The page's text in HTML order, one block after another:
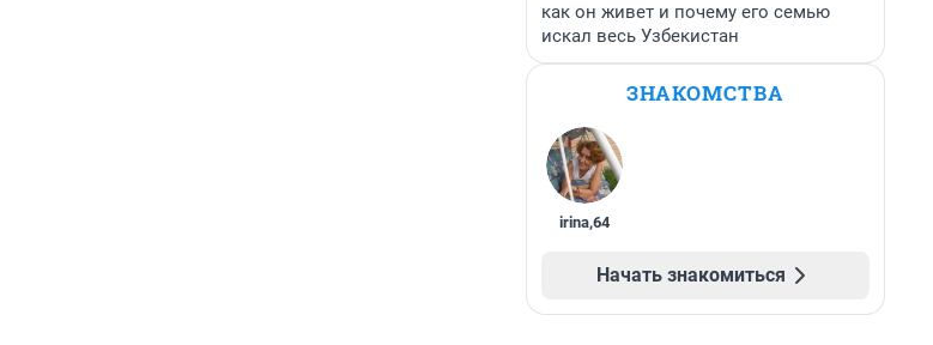
как он живет и почему его семью
искал весь Узбекистан
ЗНАКОМСТВА
irina,64
Начать знакомиться